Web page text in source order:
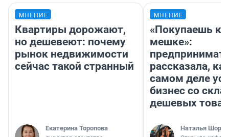
МНЕНИЕ
Квартиры дорожают,
но дешевеют: почему
рынок недвижимости
сейчас такой странный
Екатерина Торопова
МНЕНИЕ
«Покупаешь
мешке»:
рассказала,
самом деле
бизнес со
дешевых
Наталья